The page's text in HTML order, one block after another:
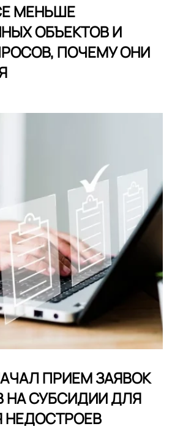
МЕНЬШЕ
ОБЪЕКТОВ И
ПОЧЕМУ ОНИ
ПРИЕМ ЗАЯВОК
НА СУБСИДИИ ДЛЯ
НЕДОСТРОЕВ